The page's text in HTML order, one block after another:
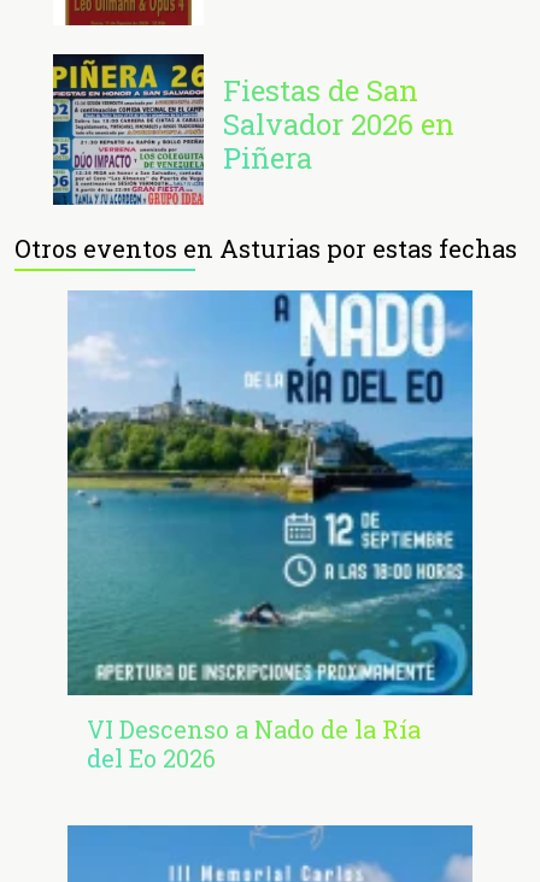
Fiestas de San
Salvador 2026 en
Piñera
Otros eventos en Asturias por estas fechas
VI Descenso a Nado de la Ría
del Eo 2026